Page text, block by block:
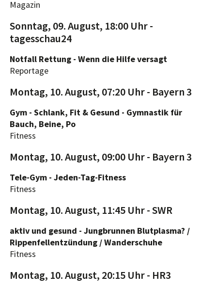
Magazin
Sonntag, 09. August, 18:00 Uhr -
tagesschau24
Notfall Rettung - Wenn die Hilfe versagt
Reportage
Montag, 10. August, 07:20 Uhr - Bayern 3
Gym - Schlank, Fit & Gesund - Gymnastik für
Bauch, Beine, Po
Fitness
Montag, 10. August, 09:00 Uhr - Bayern 3
Tele-Gym - Jeden-Tag-Fitness
Fitness
Montag, 10. August, 11:45 Uhr - SWR
aktiv und gesund - Jungbrunnen Blutplasma? /
Rippenfellentzündung / Wanderschuhe
Fitness
Montag, 10. August, 20:15 Uhr - HR3